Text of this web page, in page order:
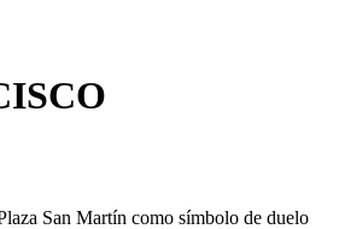
San Martín como símbolo de duelo